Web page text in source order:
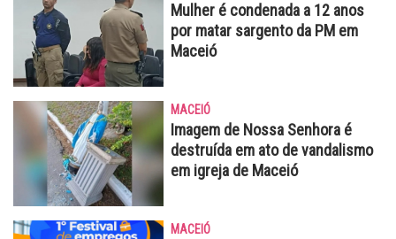
Mulher é condenada a 12 anos
por matar sargento da PM em
Maceió
MACEIÓ
Imagem de Nossa Senhora é
destruída em ato de vandalismo
em igreja de Maceió
MACEIÓ